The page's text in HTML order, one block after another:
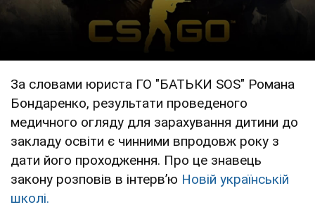
За словами юриста ГО "БАТЬКИ SOS" Романа
Бондаренко, результати проведеного
медичного огляду для зарахування дитини до
закладу освіти є чинними впродовж року з
дати його проходження. Про це знавець
закону розповів в інтервʼю Новій українській
школі.